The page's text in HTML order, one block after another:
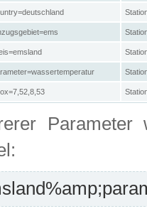
Parameter